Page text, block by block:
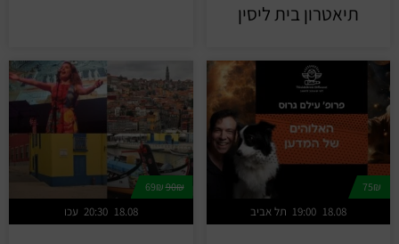
תיאטרון בית ליסין
75₪
תל אביב 19:00 18.08
90₪
69₪
עכו 20:30 18.08